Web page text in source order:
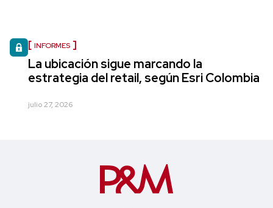
INFORMES
La ubicación sigue marcando la
estrategia del retail, según Esri Colombia
julio 27, 2026